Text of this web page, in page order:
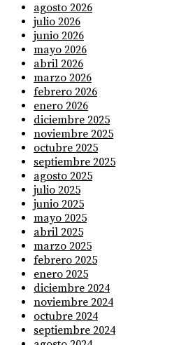
agosto 2026
julio 2026
junio 2026
mayo 2026
abril 2026
marzo 2026
febrero 2026
enero 2026
diciembre 2025
noviembre 2025
octubre 2025
septiembre 2025
agosto 2025
julio 2025
junio 2025
mayo 2025
abril 2025
marzo 2025
febrero 2025
enero 2025
diciembre 2024
noviembre 2024
octubre 2024
septiembre 2024